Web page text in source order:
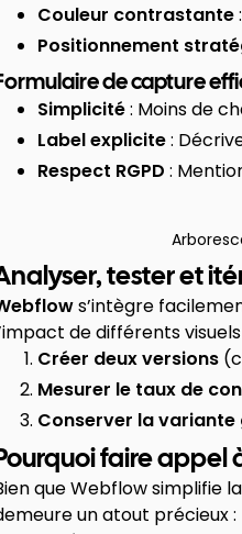
Couleur contrastante
Positionnement
de capture
Simplicité: Moins de
Label explicite:
Respect RGPD :
tester et
s’intègre
de différents
Créer deux versions
Mesurer le taux de
Conserver la
faire
que Webflow simplifie
un atout précieux :